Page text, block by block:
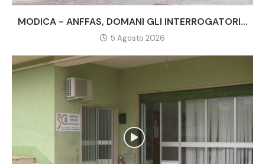
MODICA - ANFFAS, DOMANI GLI INTERROGATORI...
5 Agosto 2026